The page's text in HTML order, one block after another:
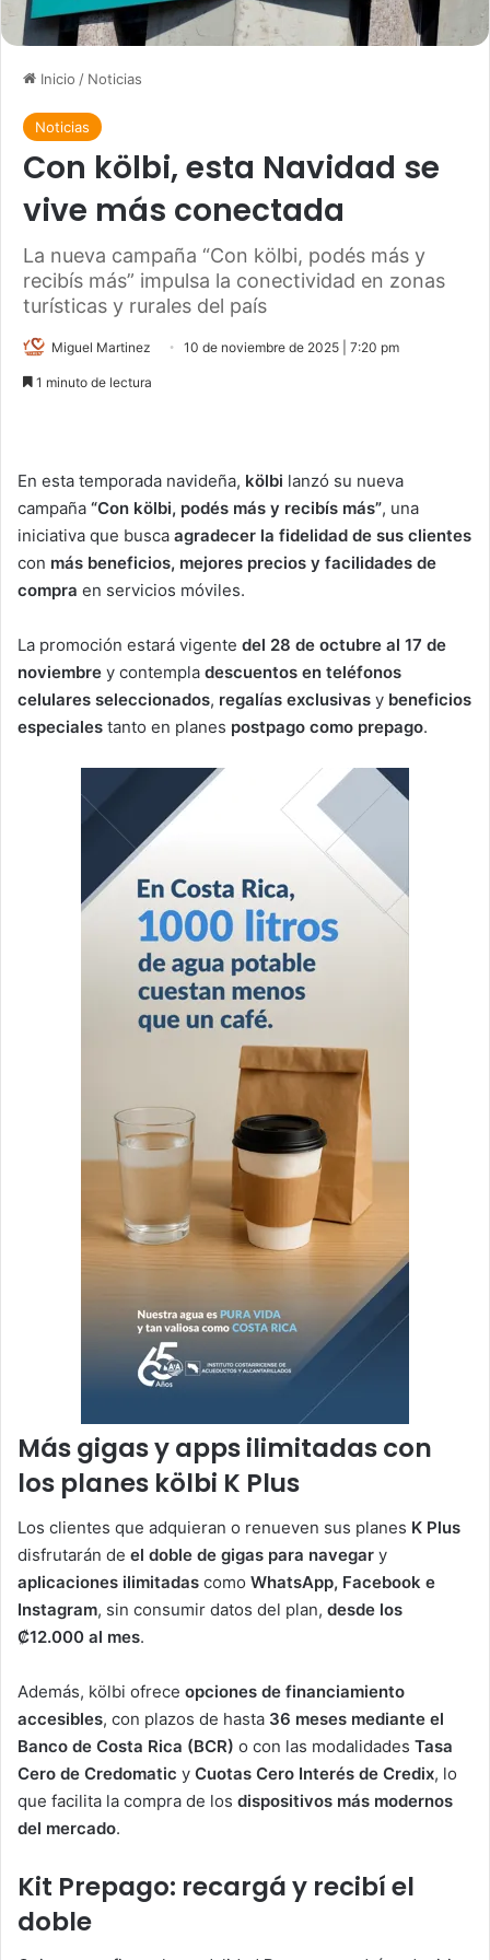
Inicio / Noticias
Noticias
Con kölbi, esta Navidad se
vive más conectada
La nueva campaña “Con kölbi, podés más y
recibís más” impulsa la conectividad en zonas
turísticas y rurales del país
Miguel Martinez 10 de noviembre de 2025 | 7:20 pm
1 minuto de lectura
En esta temporada navideña, kölbi lanzó su nueva
campaña “Con kölbi, podés más y recibís más”, una
iniciativa que busca agradecer la fidelidad de sus clientes
con más beneficios, mejores precios y facilidades de
compra en servicios móviles.
La promoción estará vigente del 28 de octubre al 17 de
noviembre y contempla descuentos en teléfonos
celulares seleccionados, regalías exclusivas y beneficios
especiales tanto en planes postpago como prepago.
Más gigas y apps ilimitadas con
los planes kölbi K Plus
Los clientes que adquieran o renueven sus planes K Plus
disfrutarán de el doble de gigas para navegar y
aplicaciones ilimitadas como WhatsApp, Facebook e
Instagram, sin consumir datos del plan, desde los
₡12.000 al mes.
Además, kölbi ofrece opciones de financiamiento
accesibles, con plazos de hasta 36 meses mediante el
Banco de Costa Rica (BCR) o con las modalidades Tasa
Cero de Credomatic y Cuotas Cero Interés de Credix, lo
que facilita la compra de los dispositivos más modernos
del mercado.
Kit Prepago: recargá y recibí el
doble